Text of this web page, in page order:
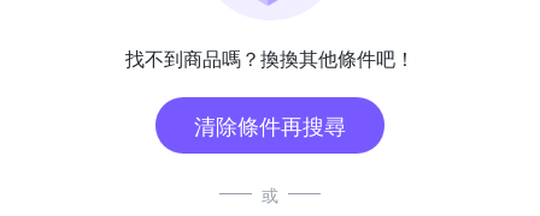
找不到商品嗎？換換其他條件吧！
清除條件再搜尋
或